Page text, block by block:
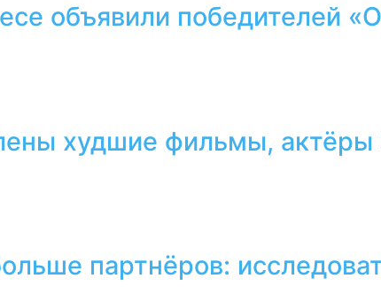
объявили победителей
худшие фильмы, актёры
партнёров: